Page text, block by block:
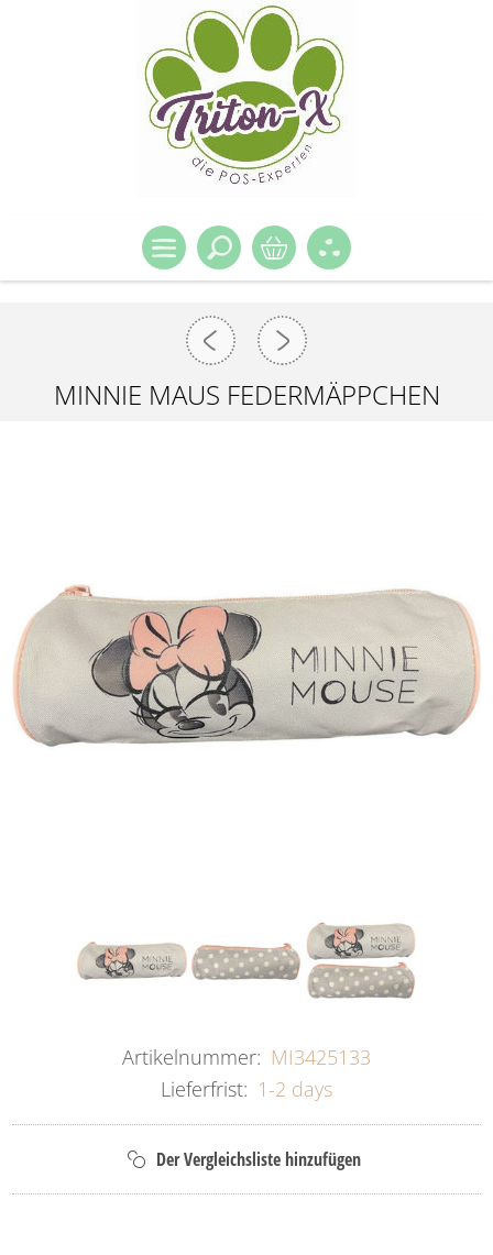
MINNIE MAUS FEDERMÄPPCHEN
Artikelnummer: MI3425133
Lieferfrist: 1-2 days